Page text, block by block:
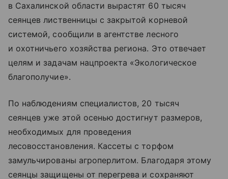
в Сахалинской области вырастят 60 тысяч
сеянцев лиственницы с закрытой корневой
системой, сообщили в агентстве лесного
и охотничьего хозяйства региона. Это отвечает
целям и задачам нацпроекта «Экологическое
благополучие».
По наблюдениям специалистов, 20 тысяч
сеянцев уже этой осенью достигнут размеров,
необходимых для проведения
лесовосстановления. Кассеты с торфом
замульчированы агроперлитом. Благодаря этому
сеянцы защищены от перегрева и сохраняют